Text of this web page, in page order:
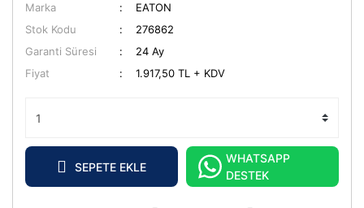
Marka
EATON
Stok Kodu
276862
Garanti Süresi
24 Ay
Fiyat
1.917,50 TL + KDV
SEPETE EKLE
WHATSAPP
DESTEK